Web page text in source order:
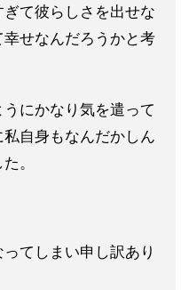
ぎて彼らしさを出せな
せなんだろうかと考
にかなり気を遣って
私自身もなんだかしん
。
てしまい申し訳あり